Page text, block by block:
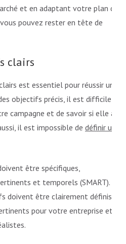
et en adaptant votre plan de
pouvez rester en tête de
clairs
est essentiel pour réussir une
objectifs précis, il est difficile
campagne et de savoir si elle a
il est impossible de définir un
être spécifiques,
et temporels (SMART).
doivent être clairement définis,
pour votre entreprise et